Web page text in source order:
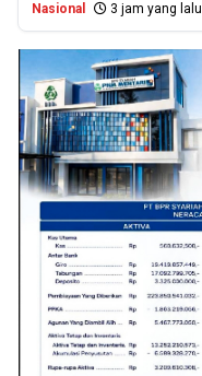
Nasional 3 jam yang lalu